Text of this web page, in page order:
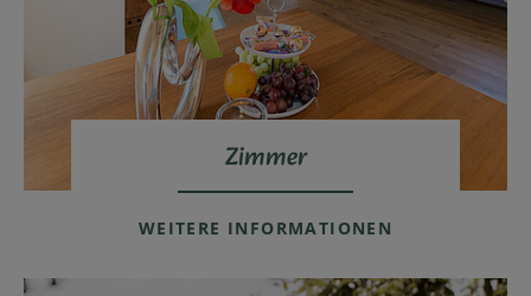
Zimmer
WEITERE INFORMATIONEN